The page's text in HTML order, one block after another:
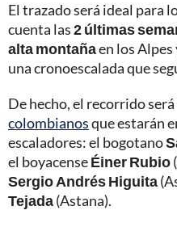
El trazado será ideal para
cuenta las2 últimas
alta montañaen los
una cronoescalada que
De hecho, el recorrido
colombianosque estarán
escaladores: el bogotano
el boyacenseÉiner Rubio
Sergio Andrés Higuita
Tejada(Astana).